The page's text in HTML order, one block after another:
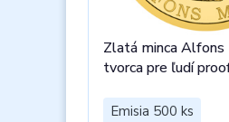
Zlatá minca Alfons
tvorca pre ľudí
Emisia 500 ks